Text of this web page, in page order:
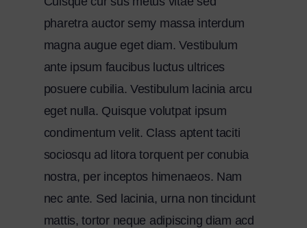
pharetra auctor semy massa interdum
magna augue eget diam. Vestibulum
ante ipsum faucibus luctus ultrices
posuere cubilia. Vestibulum lacinia arcu
eget nulla. Quisque volutpat ipsum
condimentum velit. Class aptent taciti
sociosqu ad litora torquent per conubia
nostra, per inceptos himenaeos. Nam
nec ante. Sed lacinia, urna non tincidunt
mattis, tortor neque adipiscing diam acd